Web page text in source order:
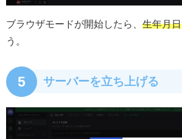
ブラウザモードが開始したら、 生年月日
う。
5 サーバーを立ち上げる